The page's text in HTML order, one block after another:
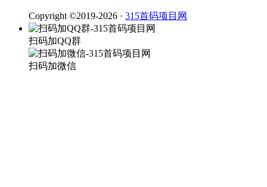
Copyright ©2019-2026 · 315首码项目网
扫码加QQ群
扫码加微信